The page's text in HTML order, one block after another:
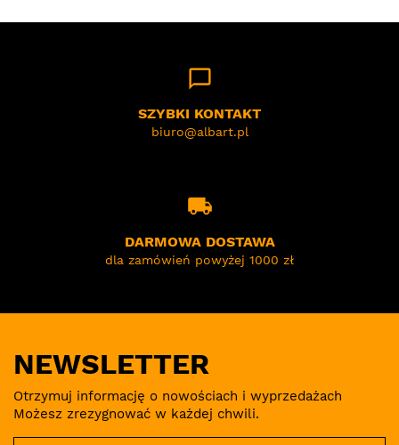
chat_bubble_outline
SZYBKI KONTAKT
biuro@albart.pl
local_shipping
DARMOWA DOSTAWA
dla zamówień powyżej 1000 zł
NEWSLETTER
Otrzymuj informację o nowościach i wyprzedażach
Możesz zrezygnować w każdej chwili.